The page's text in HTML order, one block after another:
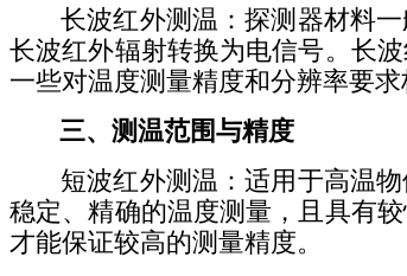
长波红外测温：探测器材料一
长波红外辐射转换为电信号。长
一些对温度测量精度和分辨率要
三、测温范围与精度
短波红外测温：适用于高温物
稳定、精确的温度测量，且具有
才能保证较高的测量精度。